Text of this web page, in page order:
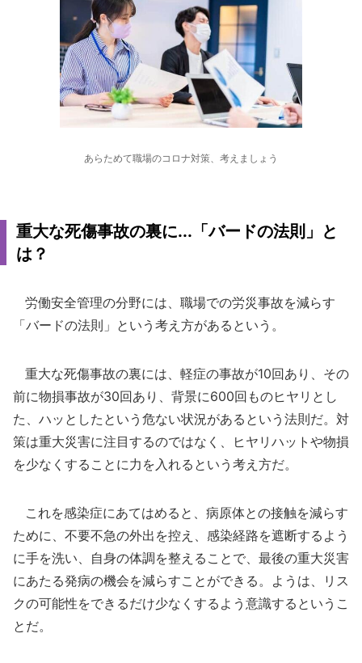
あらためて職場のコロナ対策、考えましょう
重大な死傷事故の裏に...「バードの法則」と
は？
労働安全管理の分野には、職場での労災事故を減らす
「バードの法則」という考え方があるという。
重大な死傷事故の裏には、軽症の事故が10回あり、その
前に物損事故が30回あり、背景に600回ものヒヤリとし
た、ハッとしたという危ない状況があるという法則だ。対
策は重大災害に注目するのではなく、ヒヤリハットや物損
を少なくすることに力を入れるという考え方だ。
これを感染症にあてはめると、病原体との接触を減らす
ために、不要不急の外出を控え、感染経路を遮断するよう
に手を洗い、自身の体調を整えることで、最後の重大災害
にあたる発病の機会を減らすことができる。ようは、リス
クの可能性をできるだけ少なくするよう意識するというこ
とだ。